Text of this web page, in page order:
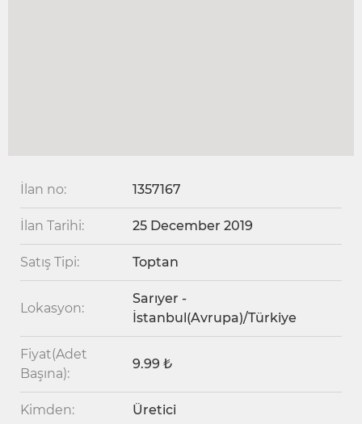
İlan no: 1357167
İlan Tarihi: 25 December 2019
Satış Tipi: Toptan
Lokasyon:
Sarıyer -
İstanbul(Avrupa)/Türkiye
Fiyat(Adet
Başına):
9.99 ₺
Kimden: Üretici